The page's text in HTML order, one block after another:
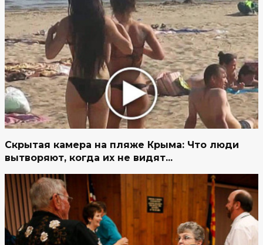
Скрытая камера на пляже Крыма: Что люди
вытворяют, когда их не видят...